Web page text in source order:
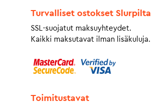
Turvalliset ostokset Slurpilta
SSL-suojatut maksuyhteydet.
Kaikki maksutavat ilman lisäkuluja.
Toimitustavat